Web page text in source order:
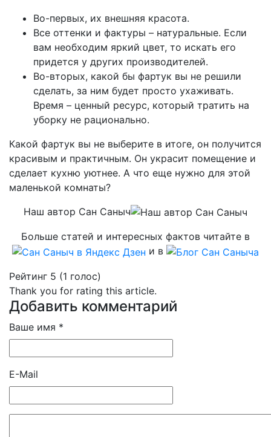
Во-первых, их внешняя красота.
Все оттенки и фактуры – натуральные. Если
вам необходим яркий цвет, то искать его
придется у других производителей.
Во-вторых, какой бы фартук вы не решили
сделать, за ним будет просто ухаживать.
Время – ценный ресурс, который тратить на
уборку не рационально.
Какой фартук вы не выберите в итоге, он получится
красивым и практичным. Он украсит помещение и
сделает кухню уютнее. А что еще нужно для этой
маленькой комнаты?
Наш автор Сан Саныч
Больше статей и интересных фактов читайте в
и в
Рейтинг 5 (1 голос)
Thank you for rating this article.
Добавить комментарий
Ваше имя *
E-Mail